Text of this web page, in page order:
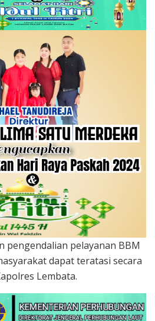
pengendalian pelayanan BBM
dapat teratasi secara
Lembata.